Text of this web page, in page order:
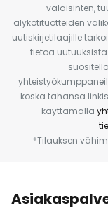
valaisinten,
älykotituotteiden
uutiskirjetilaajille
tietoa
koska tahansa
käyttämällä
*Tilauksen